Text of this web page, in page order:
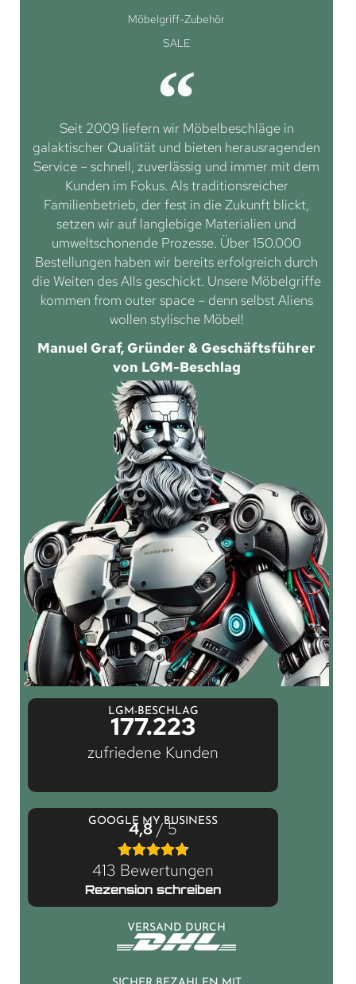
Möbelgriff-Zubehör
SALE
Seit 2009 liefern wir Möbelbeschläge in
galaktischer Qualität und bieten herausragenden
Service – schnell, zuverlässig und immer mit dem
Kunden im Fokus. Als traditionsreicher
Familienbetrieb, der fest in die Zukunft blickt,
setzen wir auf langlebige Materialien und
umweltschonende Prozesse. Über 150.000
Bestellungen haben wir bereits erfolgreich durch
die Weiten des Alls geschickt. Unsere Möbelgriffe
kommen from outer space – denn selbst Aliens
wollen stylische Möbel!
Manuel Graf, Gründer & Geschäftsführer
von LGM-Beschlag
LGM-BESCHLAG
177.223
zufriedene Kunden
GOOGLE MY BUSINESS
4,8/ 5
413 Bewertungen
Rezension schreiben
VERSAND DURCH